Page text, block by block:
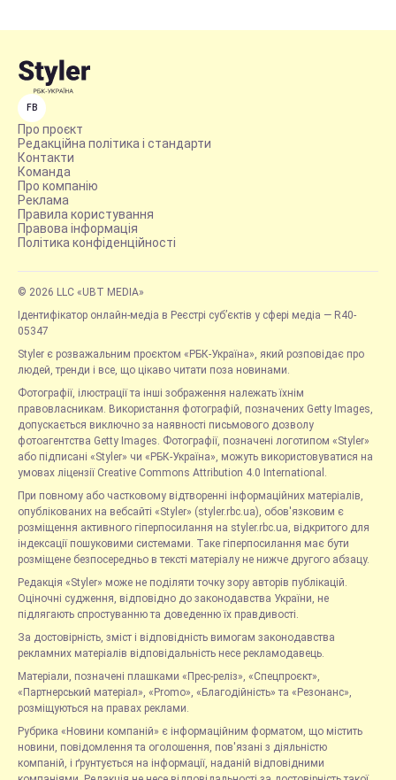
FB
Про проєкт
Редакційна політика і стандарти
Контакти
Команда
Про компанію
Реклама
Правила користування
Правова інформація
Політика конфіденційності
© 2026 LLC «UBT MEDIA»
Ідентифікатор онлайн-медіа в Реєстрі суб’єктів у сфері медіа — R40-
05347
Styler є розважальним проєктом «РБК-Україна», який розповідає про
людей, тренди і все, що цікаво читати поза новинами.
Фотографії, ілюстрації та інші зображення належать їхнім
правовласникам. Використання фотографій, позначених Getty Images,
допускається виключно за наявності письмового дозволу
фотоагентства Getty Images. Фотографії, позначені логотипом «Styler»
або підписані «Styler» чи «РБК-Україна», можуть використовуватися на
умовах ліцензії Creative Commons Attribution 4.0 International.
При повному або частковому відтворенні інформаційних матеріалів,
опублікованих на вебсайті «Styler» (styler.rbc.ua), обов'язковим є
розміщення активного гіперпосилання на styler.rbc.ua, відкритого для
індексації пошуковими системами. Таке гіперпосилання має бути
розміщене безпосередньо в тексті матеріалу не нижче другого абзацу.
Редакція «Styler» може не поділяти точку зору авторів публікацій.
Оціночні судження, відповідно до законодавства України, не
підлягають спростуванню та доведенню їх правдивості.
За достовірність, зміст і відповідність вимогам законодавства
рекламних матеріалів відповідальність несе рекламодавець.
Матеріали, позначені плашками «Прес-реліз», «Спецпроєкт»,
«Партнерський матеріал», «Promo», «Благодійність» та «Резонанс»,
розміщуються на правах реклами.
Рубрика «Новини компаній» є інформаційним форматом, що містить
новини, повідомлення та оголошення, пов'язані з діяльністю
компаній, і ґрунтується на інформації, наданій відповідними